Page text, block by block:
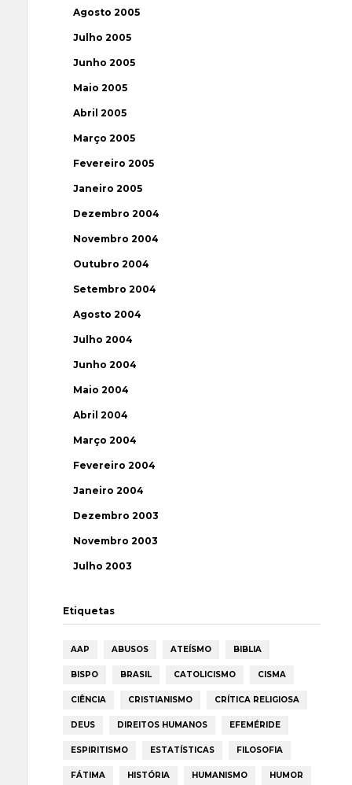
Agosto 2005
Julho 2005
Junho 2005
Maio 2005
Abril 2005
Março 2005
Fevereiro 2005
Janeiro 2005
Dezembro 2004
Novembro 2004
Outubro 2004
Setembro 2004
Agosto 2004
Julho 2004
Junho 2004
Maio 2004
Abril 2004
Março 2004
Fevereiro 2004
Janeiro 2004
Dezembro 2003
Novembro 2003
Julho 2003
Etiquetas
AAP ABUSOS ATEÍSMO BIBLIA
BISPO BRASIL CATOLICISMO CISMA
CIÊNCIA CRISTIANISMO CRÍTICA RELIGIOSA
DEUS DIREITOS HUMANOS EFEMÉRIDE
ESPIRITISMO ESTATÍSTICAS FILOSOFIA
FÁTIMA HISTÓRIA HUMANISMO HUMOR